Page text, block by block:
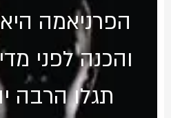
הפרניאמה
והכנה לפני
תגלו הרבה